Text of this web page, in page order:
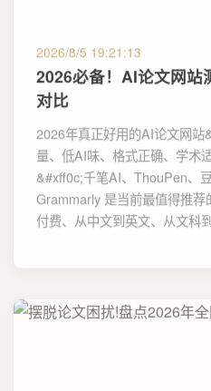
2026/8/5 19:21:13
2026必备！AI论文网站
对比
2026年真正好用的AI论文网
量、低AI味、格式正确、学术
&#xff0c;千笔AI、ThouPen、
Grammarly 是当前最值得推
付费、从中文到英文、从文科